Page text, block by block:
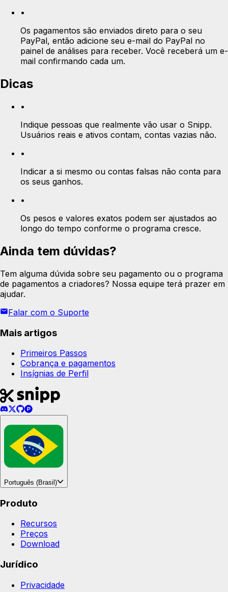
•
Os pagamentos são enviados direto para o seu
PayPal, então adicione seu e-mail do PayPal no
painel de análises para receber. Você receberá um e-
mail confirmando cada um.
Dicas
•
Indique pessoas que realmente vão usar o Snipp.
Usuários reais e ativos contam, contas vazias não.
•
Indicar a si mesmo ou contas falsas não conta para
os seus ganhos.
•
Os pesos e valores exatos podem ser ajustados ao
longo do tempo conforme o programa cresce.
Ainda tem dúvidas?
Tem alguma dúvida sobre seu pagamento ou o programa
de pagamentos a criadores? Nossa equipe terá prazer em
ajudar.
Falar com o Suporte
Mais artigos
Primeiros Passos
Cobrança e pagamentos
Insígnias de Perfil
Português (Brasil)
Produto
Recursos
Preços
Download
Jurídico
Privacidade